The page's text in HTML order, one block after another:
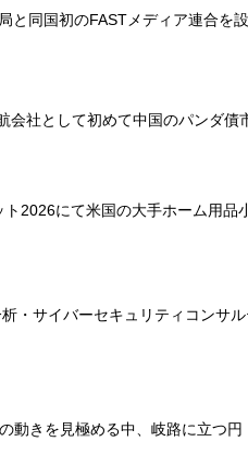
と同国初のFASTメディア連合を
会社として初めて中国のパンダ債
2026にて米国の大手ホーム用品
・サイバーセキュリティコンサ
動きを見極める中、岐路に立つ円